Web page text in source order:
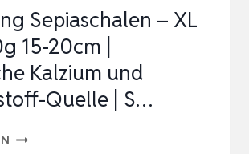
VOGELFUTTER
WILD…
Sepiaschalen – XL
15-20cm |
Kalzium und
Quelle | S…
SEPIA